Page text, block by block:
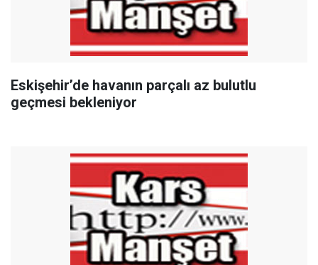
Eskişehir’de havanın parçalı az bulutlu
geçmesi bekleniyor